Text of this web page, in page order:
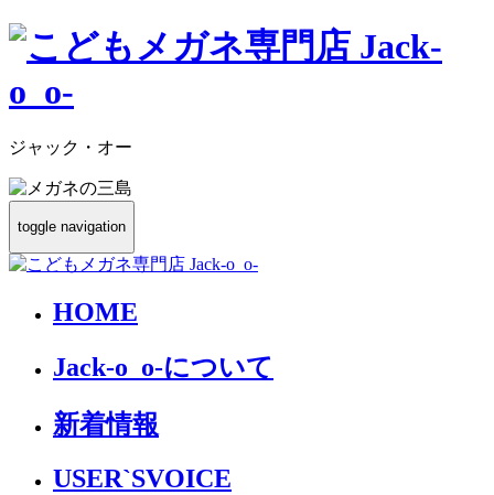
ジャック・オー
toggle navigation
HOME
Jack-o_o-について
新着情報
USER`SVOICE